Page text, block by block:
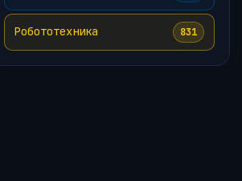
Робототехника 831